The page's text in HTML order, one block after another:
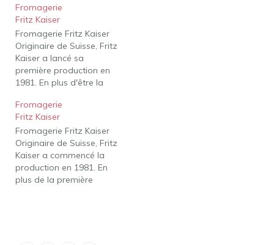
Fromagerie
Fritz Kaiser
Fromagerie Fritz Kaiser
Originaire de Suisse, Fritz
Kaiser a lancé sa
première production en
1981. En plus d'être la
produire de la raclette au
Canada, sa fromagerie
offre plus de 25
fromages différents. En
tant que maître
fromager, ses quatre
années en Suisse lui ont
Fromagerie
Fritz Kaiser
Fromagerie Fritz Kaiser
Originaire de Suisse, Fritz
Kaiser a commencé la
production en 1981. En
plus de la première